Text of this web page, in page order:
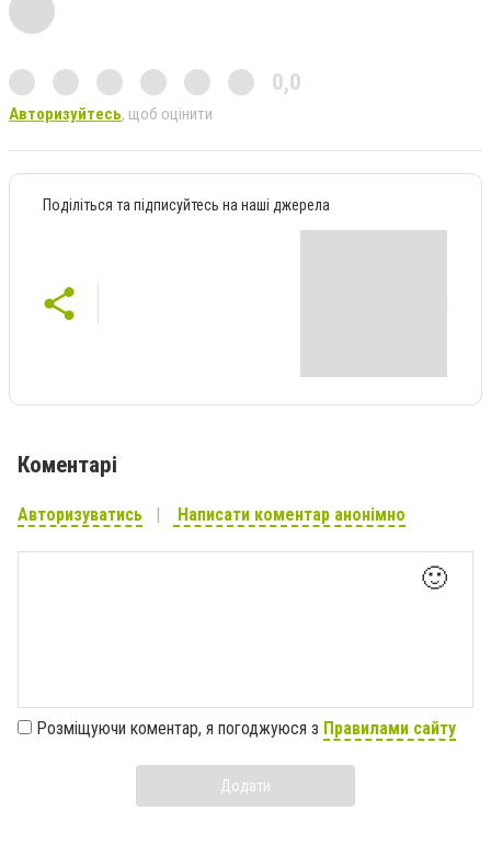
0,0
Авторизуйтесь, щоб оцінити
Поділіться та підписуйтесь на наші джерела
Коментарі
Авторизуватись Написати коментар анонімно
🙂
Розміщуючи коментар, я погоджуюся з Правилами сайту
Додати